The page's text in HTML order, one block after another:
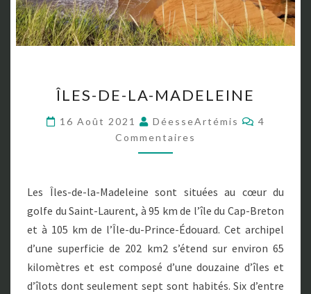
L
S
-
D
-
A
-
M
A
D
ÎLES-DE-LA-MADELEINE
16 Août 2021 DéesseArtémis
C
O
A
R
S
4
Commentaires
Les Îles-de-la-Madeleine sont situées au cœur du
golfe du Saint-Laurent, à 95 km de l’île du Cap-Breton
et à 105 km de l’Île-du-Prince-Édouard. Cet archipel
d’une superficie de 202 km2 s’étend sur environ 65
kilomètres et est composé d’une douzaine d’îles et
d’îlots dont seulement sept sont habités. Six d’entre